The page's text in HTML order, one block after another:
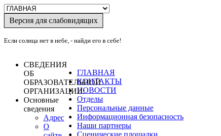
Версия для слабовидящих
Если солнца нет в небе, - найди его в себе!
ГЛАВНАЯ
КОНТАКТЫ
НОВОСТИ
Отделы
Персональные данные
Информационная безопасность
Наши партнеры
Сценические площадки
СВЕДЕНИЯ
ОБ
ОБРАЗОВАТЕЛЬНОЙ
ОРГАНИЗАЦИИ:
Основные
сведения
Адрес
О